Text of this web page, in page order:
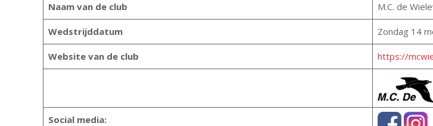
Naam van de club M.C. de
Wedstrijddatum Zondag 14
Website van de club https://
Social media: